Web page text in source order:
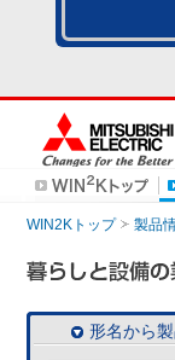
WIN2Kトップ 製品
形名から